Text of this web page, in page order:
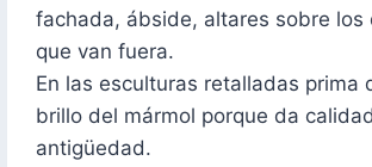
fachada, ábside, altares sobre los
que van fuera.
En las esculturas retalladas prima
brillo del mármol porque da
antigüedad.